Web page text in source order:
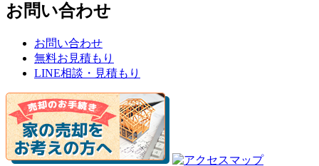
お問い合わせ
お問い合わせ
無料お見積もり
LINE相談・見積もり